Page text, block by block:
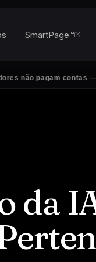
não pagam contas —
SmartPage™
da